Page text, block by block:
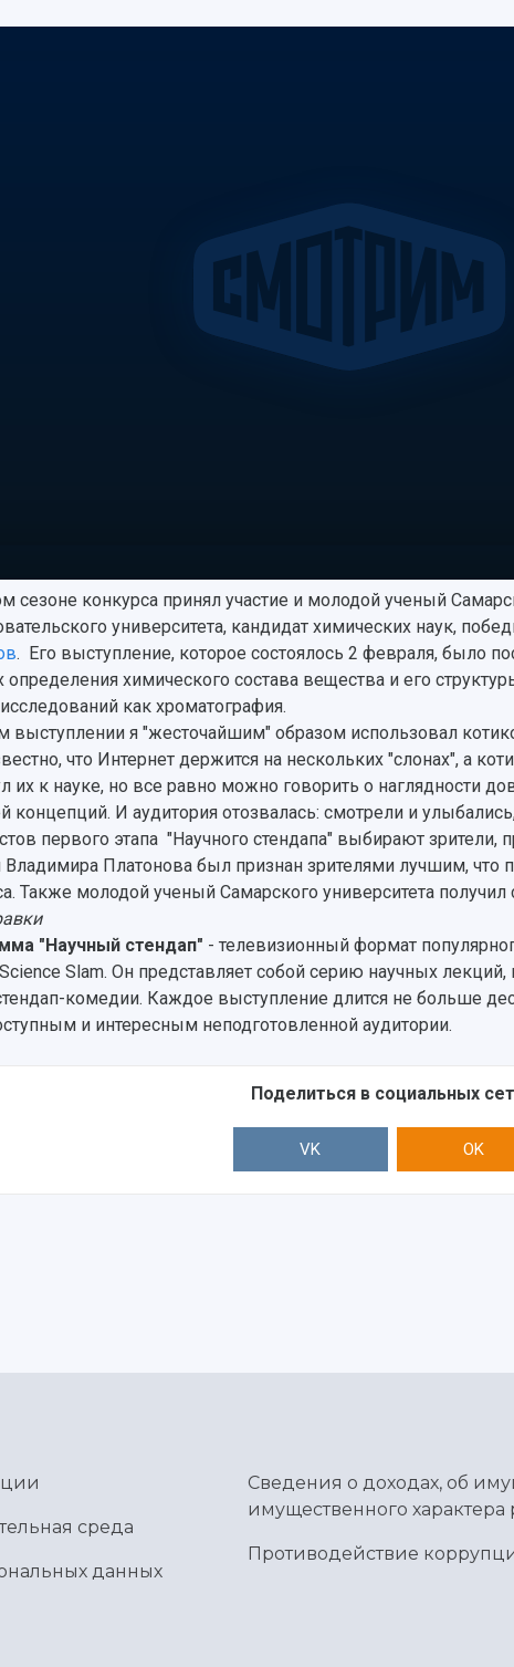
сезоне конкурса принял участие и молодой ученый
университета, кандидат химических наук,
. Его выступление, которое состоялось 2 февраля, было
определения химического состава вещества и его
как хроматография.
выступлении я "жесточайшим" образом использовал
что Интернет держится на нескольких "слонах", а
их к науке, но все равно можно говорить о наглядности
концепций. И аудитория отозвалась: смотрели и
первого этапа "Научного стендапа" выбирают зрители,
Владимира Платонова был признан зрителями лучшим, что
Также молодой ученый Самарского университета
"Научный стендап" - телевизионный формат
Slam. Он представляет собой серию научных
комедии. Каждое выступление длится не больше
и интересным неподготовленной аудитории.
Поделиться в социальных
VK OK
среда
данных
Сведения о доходах, об
имущественного
Противодействие